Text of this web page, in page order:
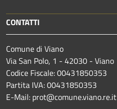
CONTATTI
Comune di Viano
Via San Polo, 1 - 42030 - Viano
Codice Fiscale: 00431850353
Partita IVA: 00431850353
E-Mail: prot@comune.viano.re.it